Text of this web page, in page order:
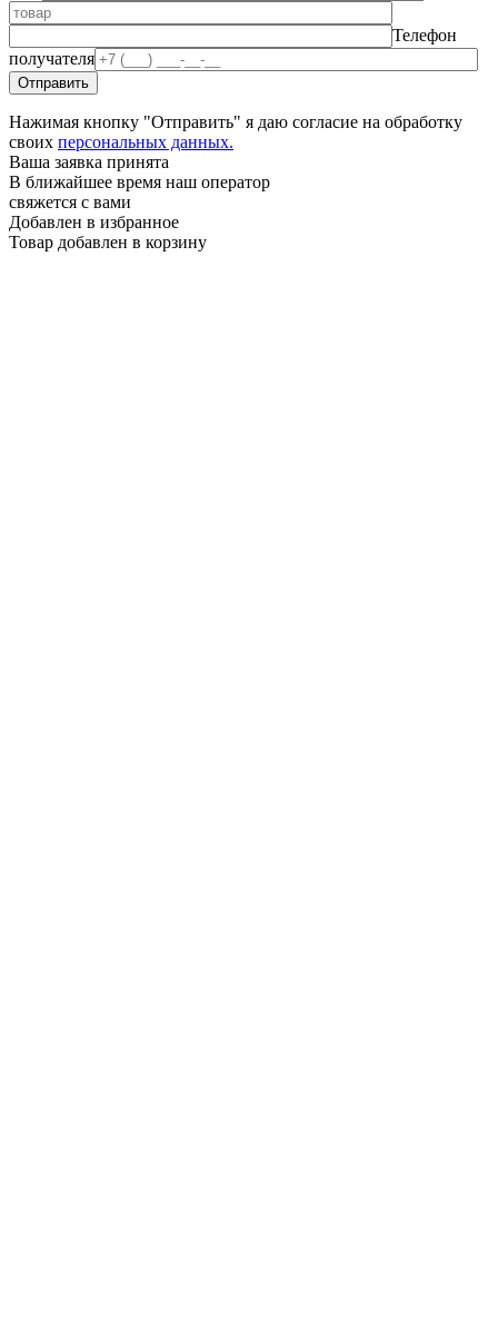
Телефон
получателя
Нажимая кнопку "Отправить" я даю согласие на обработку
своих персональных данных.
Ваша заявка принята
В ближайшее время наш оператор
свяжется с вами
Добавлен в избранное
Товар добавлен в корзину